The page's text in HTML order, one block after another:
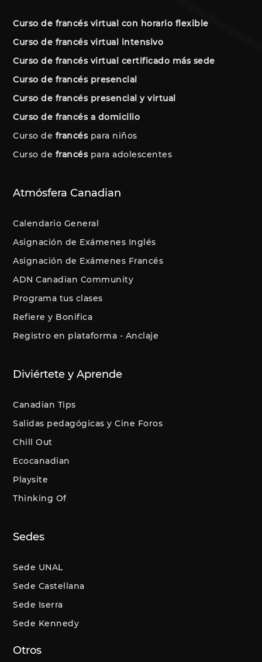
Curso de francés virtual con horario flexible
Curso de francés virtual intensivo
Curso de francés virtual certificado más sede
Curso de francés presencial
Curso de francés presencial y virtual
Curso de francés a domicilio
Curso de francéspara niños
Curso de francéspara adolescentes
Atmósfera Canadian
Calendario General
Asignación de Exámenes Inglés
Asignación de Exámenes Francés
ADN Canadian Community
Programa tus clases
Refiere y Bonifica
Registro en plataforma - Anclaje
Diviértete y Aprende
Canadian Tips
Salidas pedagógicas y Cine Foros
Chill Out
Ecocanadian
Playsite
Thinking Of
Sedes
Sede UNAL
Sede Castellana
Sede Iserra
Sede Kennedy
Otros